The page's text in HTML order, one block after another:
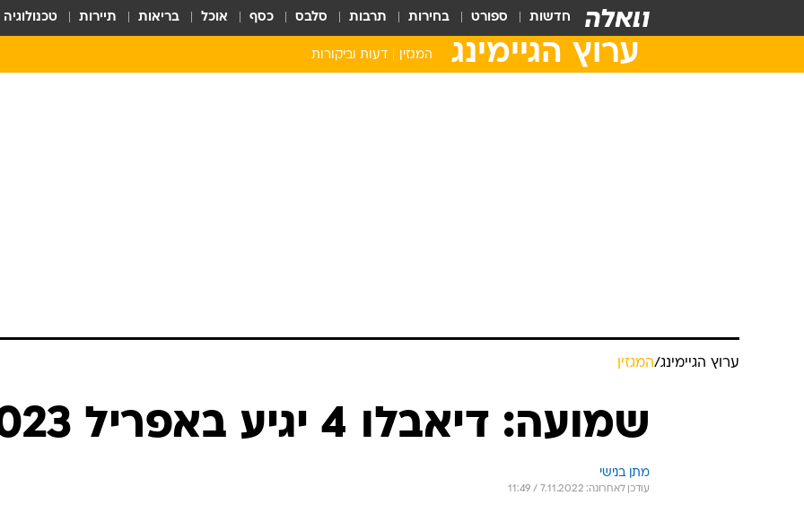
חדשות ספורט בחירות תרבות סלבס כסף אוכל בריאות תיירות טכנולוגיה
ערוץ הגיימינג המגזין דעות וביקורות
ערוץ הגיימינג/המגזין
שמועה: דיאבלו 4 יגיע באפריל 2023
מתן בנישי
עודכן לאחרונה: 7.11.2022 / 11:49